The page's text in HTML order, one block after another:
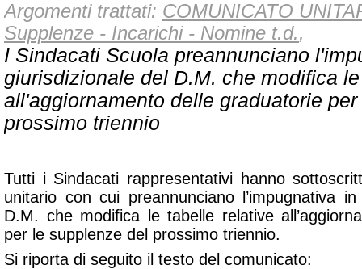
Argomenti trattati: COMUNICATO
Supplenze - Incarichi - Nomine t.d.,
I Sindacati Scuola preannunciano
giurisdizionale del D.M. che modifica
all'aggiornamento delle graduatorie
prossimo triennio
Tutti i Sindacati rappresentativi hanno
unitario con cui preannunciano l’impugnativa
D.M. che modifica le tabelle relative
per le supplenze del prossimo triennio.
Si riporta di seguito il testo del comunicato: